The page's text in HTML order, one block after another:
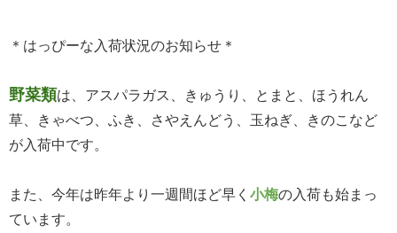
＊はっぴーな入荷状況のお知らせ＊
野菜類は、アスパラガス、きゅうり、とまと、ほうれん
草、きゃべつ、ふき、さやえんどう、玉ねぎ、きのこなど
が入荷中です。
また、今年は昨年より一週間ほど早く 小梅の入荷も始まっ
ています。